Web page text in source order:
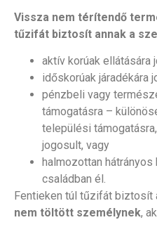
Vissza nem térítendő
tűzifát biztosít annak a
aktív korúak ellátására
időskorúak járadékára
pénzbeli vagy
támogatásra –
települési
jogosult, vagy
halmozottan
családban él.
Fentieken túl tűzifát biztosít
nem töltött személynek,